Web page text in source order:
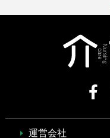
運営会社